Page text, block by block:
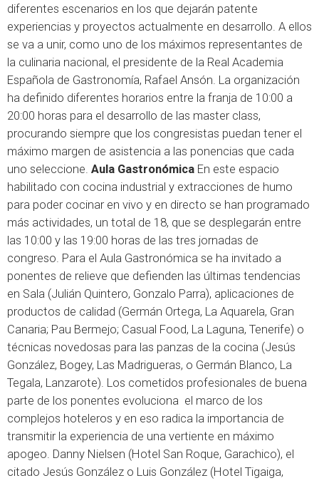
diferentes escenarios en los que dejarán patente
experiencias y proyectos actualmente en desarrollo. A ellos
se va a unir, como uno de los máximos representantes de
la culinaria nacional, el presidente de la Real Academia
Española de Gastronomía, Rafael Ansón. La organización
ha definido diferentes horarios entre la franja de 10:00 a
20:00 horas para el desarrollo de las master class,
procurando siempre que los congresistas puedan tener el
máximo margen de asistencia a las ponencias que cada
uno seleccione. Aula Gastronómica En este espacio
habilitado con cocina industrial y extracciones de humo
para poder cocinar en vivo y en directo se han programado
más actividades, un total de 18, que se desplegarán entre
las 10:00 y las 19:00 horas de las tres jornadas de
congreso. Para el Aula Gastronómica se ha invitado a
ponentes de relieve que defienden las últimas tendencias
en Sala (Julián Quintero, Gonzalo Parra), aplicaciones de
productos de calidad (Germán Ortega, La Aquarela, Gran
Canaria; Pau Bermejo; Casual Food, La Laguna, Tenerife) o
técnicas novedosas para las panzas de la cocina (Jesús
González, Bogey, Las Madrigueras, o Germán Blanco, La
Tegala, Lanzarote). Los cometidos profesionales de buena
parte de los ponentes evoluciona el marco de los
complejos hoteleros y en eso radica la importancia de
transmitir la experiencia de una vertiente en máximo
apogeo. Danny Nielsen (Hotel San Roque, Garachico), el
citado Jesús González o Luis González (Hotel Tigaiga,